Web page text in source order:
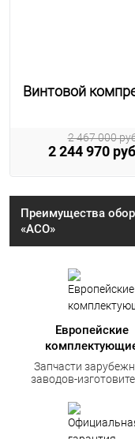
Винтовой
2 244 970
2 467 000
Преимущества
«АСО»
Европейские
Запчасти
заводов-